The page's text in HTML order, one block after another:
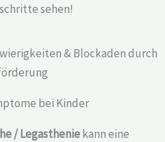
sehen!
bei Kinder
/ Legastheniekann eine